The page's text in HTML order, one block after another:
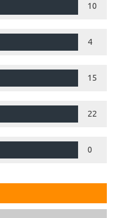
10
4
15
22
0